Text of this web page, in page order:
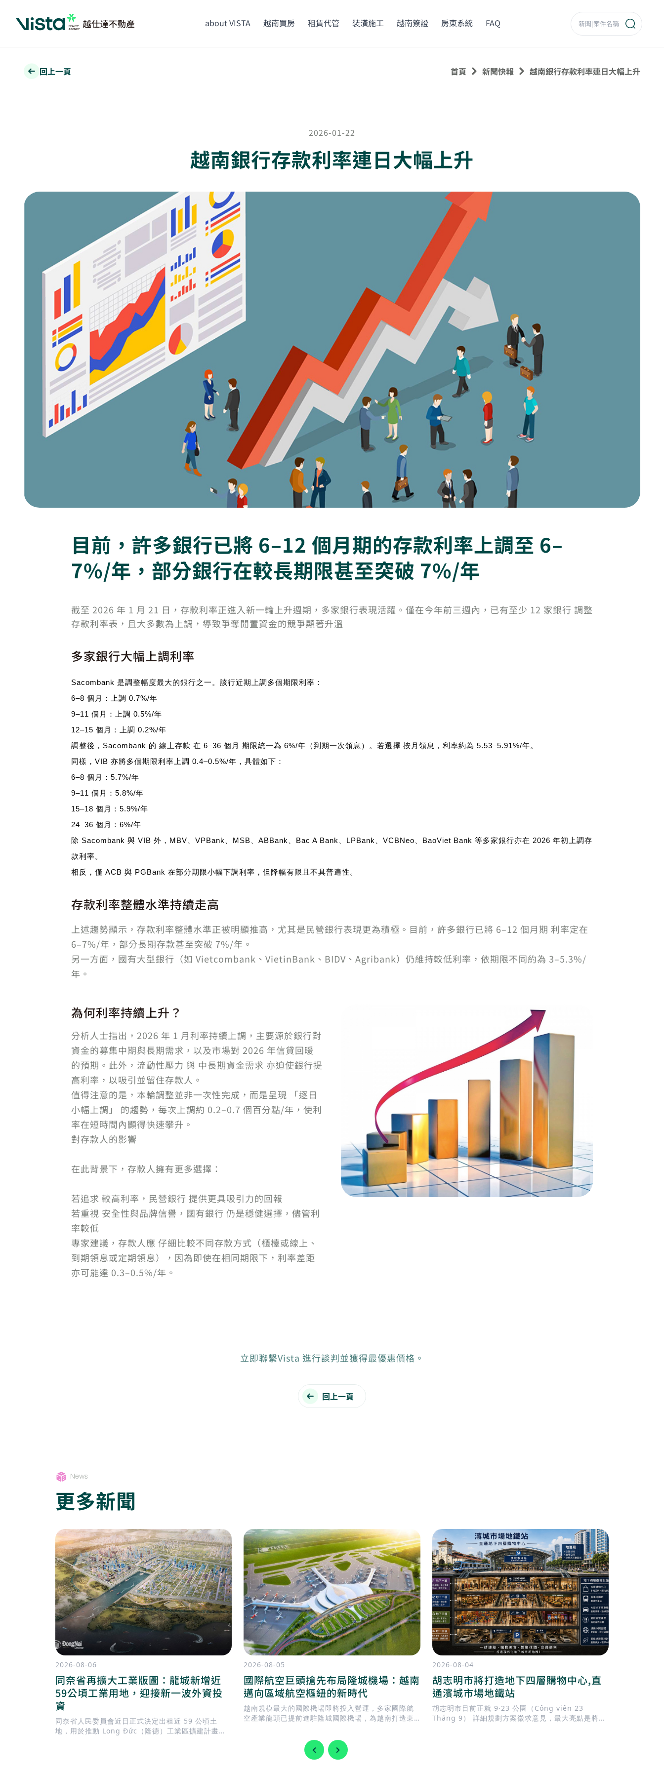
about VISTA 越南買房 租賃代管 裝潢施工 越南簽證 房東系統 FAQ
回上一頁 首頁 新聞快報 越南銀行存款利率連日大幅上升
2026-01-22
越南銀行存款利率連日大幅上升
目前，許多銀行已將 6–12 個月期的存款利率上調至 6–
7%/年，部分銀行在較長期限甚至突破 7%/年
截至 2026 年 1 月 21 日，存款利率正進入新一輪上升週期，多家銀行表現活躍。僅在今年前三週內，已有至少 12 家銀行 調整
存款利率表，且大多數為上調，導致爭奪閒置資金的競爭顯著升溫
多家銀行大幅上調利率
Sacombank 是調整幅度最大的銀行之一。該行近期上調多個期限利率：
6–8 個月：上調 0.7%/年
9–11 個月：上調 0.5%/年
12–15 個月：上調 0.2%/年
調整後，Sacombank 的 線上存款 在 6–36 個月 期限統一為 6%/年（到期一次領息）。若選擇 按月領息，利率約為 5.53–5.91%/年。
同樣，VIB 亦將多個期限利率上調 0.4–0.5%/年，具體如下：
6–8 個月：5.7%/年
9–11 個月：5.8%/年
15–18 個月：5.9%/年
24–36 個月：6%/年
除 Sacombank 與 VIB 外，MBV、VPBank、MSB、ABBank、Bac A Bank、LPBank、VCBNeo、BaoViet Bank 等多家銀行亦在 2026 年初上調存
款利率。
相反，僅 ACB 與 PGBank 在部分期限小幅下調利率，但降幅有限且不具普遍性。
存款利率整體水準持續走高
上述趨勢顯示，存款利率整體水準正被明顯推高，尤其是民營銀行表現更為積極。目前，許多銀行已將 6–12 個月期 利率定在
6–7%/年，部分長期存款甚至突破 7%/年。
另一方面，國有大型銀行（如 Vietcombank、VietinBank、BIDV、Agribank）仍維持較低利率，依期限不同約為 3–5.3%/
年。
為何利率持續上升？
分析人士指出，2026 年 1 月利率持續上調，主要源於銀行對
資金的募集中期與長期需求，以及市場對 2026 年信貸回暖
的預期。此外，流動性壓力 與 中長期資金需求 亦迫使銀行提
高利率，以吸引並留住存款人。
值得注意的是，本輪調整並非一次性完成，而是呈現 「逐日
小幅上調」 的趨勢，每次上調約 0.2–0.7 個百分點/年，使利
率在短時間內顯得快速攀升。
對存款人的影響
在此背景下，存款人擁有更多選擇：
若追求 較高利率，民營銀行 提供更具吸引力的回報
若重視 安全性與品牌信譽，國有銀行 仍是穩健選擇，儘管利
率較低
專家建議，存款人應 仔細比較不同存款方式（櫃檯或線上、
到期領息或定期領息），因為即使在相同期限下，利率差距
亦可能達 0.3–0.5%/年。
立即聯繫Vista 進行談判並獲得最優惠價格。
回上一頁
News
更多新聞
2026-08-06
同奈省再擴大工業版圖：龍城新增近
59公頃工業用地，迎接新一波外資投
資
同奈省人民委員會近日正式決定出租近 59 公頃土
地，用於推動 Long Đức（隆德）工業區擴建計畫。
2026-08-05
國際航空巨頭搶先布局隆城機場：越南
邁向區域航空樞紐的新時代
越南規模最大的國際機場即將投入營運，多家國際航
空產業龍頭已提前進駐隆城國際機場，為越南打造東
2026-08-04
胡志明市將打造地下四層購物中心,直
通濱城市場地鐵站
胡志明市目前正就 9·23 公園（Công viên 23
Tháng 9） 詳細規劃方案徵求意見，最大亮點是將興